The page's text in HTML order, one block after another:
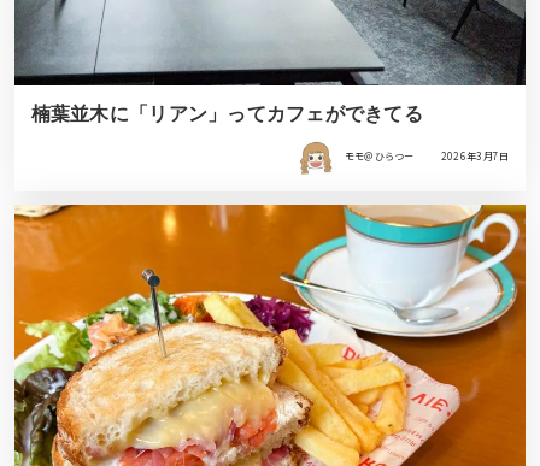
楠葉並木に「リアン」ってカフェができてる
モモ＠ひらつー 2026年3月7日